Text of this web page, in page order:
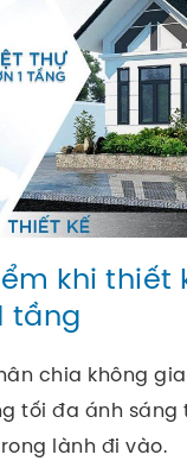
khi thiết
tầng
chia không
tối đa ánh sáng
lành đi vào.